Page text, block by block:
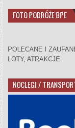
FOTO PODRÓŻE BPE
POLECANE I
LOTY, ATRAKCJE
NOCLEGI /